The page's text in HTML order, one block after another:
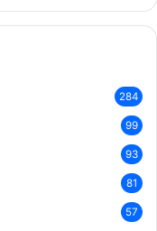
284
99
93
81
57